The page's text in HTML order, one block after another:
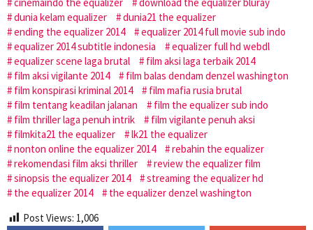
dunia kelam equalizer
dunia21 the equalizer
ending the equalizer 2014
equalizer 2014 full movie sub indo
equalizer 2014 subtitle indonesia
equalizer full hd webdl
equalizer scene laga brutal
film aksi laga terbaik 2014
film aksi vigilante 2014
film balas dendam denzel washington
film konspirasi kriminal 2014
film mafia rusia brutal
film tentang keadilan jalanan
film the equalizer sub indo
film thriller laga penuh intrik
film vigilante penuh aksi
filmkita21 the equalizer
lk21 the equalizer
nonton online the equalizer 2014
rebahin the equalizer
rekomendasi film aksi thriller
review the equalizer film
sinopsis the equalizer 2014
streaming the equalizer hd
the equalizer 2014
the equalizer denzel washington
Post Views: 1,006